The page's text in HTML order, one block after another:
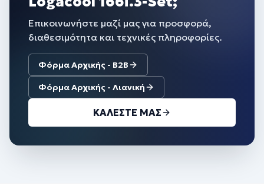
Επικοινωνήστε μαζί μας για προσφορά,
διαθεσιμότητα και τεχνικές πληροφορίες.
Φόρμα Αρχικής - B2B
Φόρμα Αρχικής - Λιανική
ΚΑΛΕΣΤΕ ΜΑΣ